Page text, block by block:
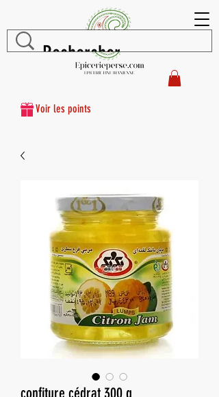
Voir les points
confiture cédrat 300 g